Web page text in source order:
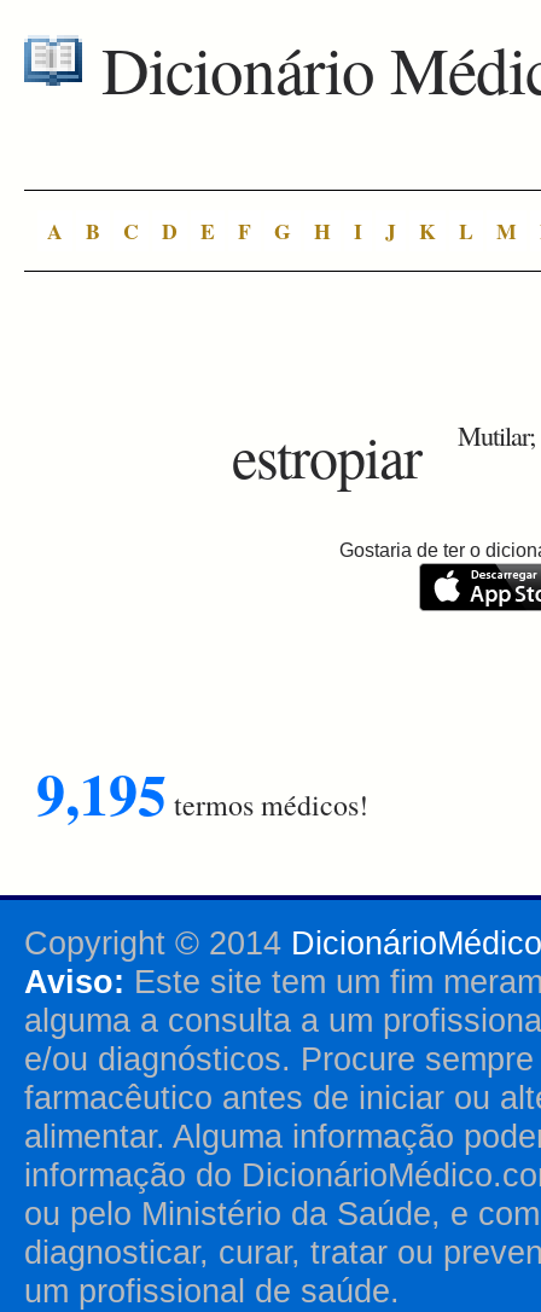
Dicionário
A B C D E F G H I J K L M
estropiar Mutilar;
Gostaria de ter o
9,195 termos médicos!
Copyright © 2014
Aviso: Este site tem um fim
alguma a consulta a um
e/ou diagnósticos. Procure
farmacêutico antes de iniciar ou
alimentar. Alguma informação
informação do
ou pelo Ministério da Saúde, e
diagnosticar, curar, tratar ou
um profissional de saúde.